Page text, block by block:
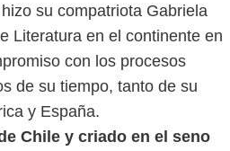
su compatriota Gabriela
Literatura en el continente en
con los procesos
de su tiempo, tanto de su
y España.
Chile y criado en el seno